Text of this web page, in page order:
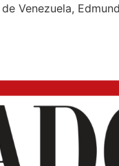
Venezuela,